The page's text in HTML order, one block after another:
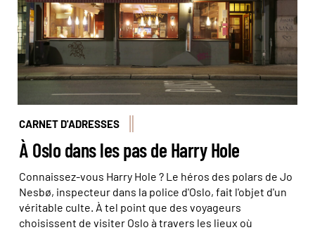
CARNET D'ADRESSES
À Oslo dans les pas de Harry Hole
Connaissez-vous Harry Hole ? Le héros des polars de Jo
Nesbø, inspecteur dans la police d'Oslo, fait l'objet d'un
véritable culte. À tel point que des voyageurs
choisissent de visiter Oslo à travers les lieux où